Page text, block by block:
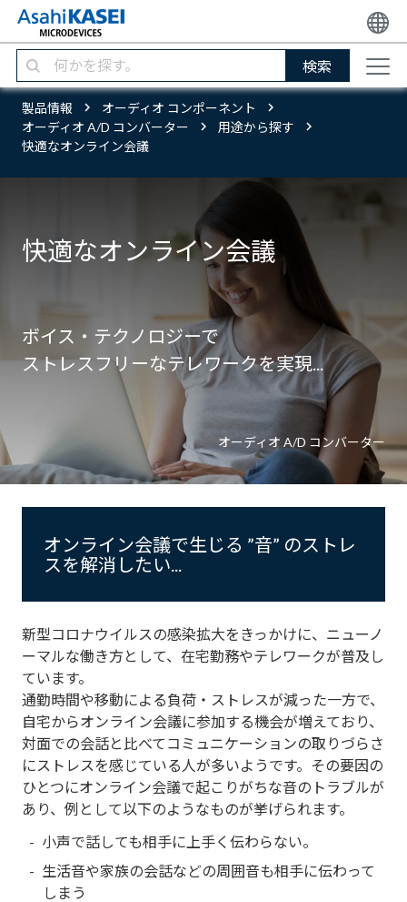
検索
製品情報
オーディオ コンポーネント
オーディオ A/D コンバーター
用途から探す
快適なオンライン会議
快適なオンライン会議
ボイス・テクノロジーで
ストレスフリーなテレワークを実現...
オーディオ A/D コンバーター
オンライン会議で生じる ”音” のストレ
スを解消したい...
新型コロナウイルスの感染拡大をきっかけに、ニューノ
ーマルな働き方として、在宅勤務やテレワークが普及し
ています。
通勤時間や移動による負荷・ストレスが減った一方で、
自宅からオンライン会議に参加する機会が増えており、
対面での会話と比べてコミュニケーションの取りづらさ
にストレスを感じている人が多いようです。その要因の
ひとつにオンライン会議で起こりがちな音のトラブルが
あり、例として以下のようなものが挙げられます。
小声で話しても相手に上手く伝わらない。
生活音や家族の会話などの周囲音も相手に伝わって
しまう